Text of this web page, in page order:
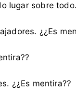
lugar sobre
¿¿Es
¿¿Es mentira??